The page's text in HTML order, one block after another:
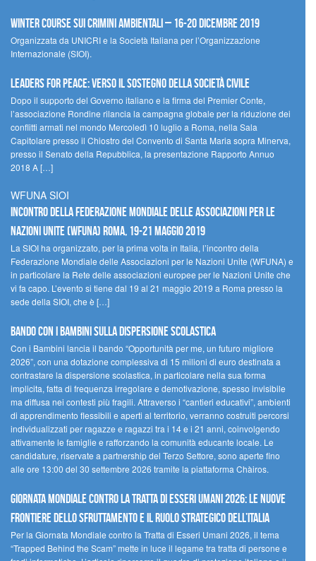
Winter Course sui Crimini Ambientali – 16-20 Dicembre 2019
Organizzata da UNICRI e la Società Italiana per l’Organizzazione
Internazionale (SIOI).
Leaders for peace: verso il sostegno della società civile
Dopo il supporto del Governo italiano e la firma del Premier Conte,
l’associazione Rondine rilancia la campagna globale per la riduzione dei
conflitti armati nel mondo Mercoledì 10 luglio a Roma, nella Sala
Capitolare presso il Chiostro del Convento di Santa Maria sopra Minerva,
presso il Senato della Repubblica, la presentazione Rapporto Annuo
2018 A […]
WFUNA SIOI
Incontro della Federazione Mondiale delle Associazioni per le
Nazioni Unite (WFUNA) Roma, 19-21 maggio 2019
La SIOI ha organizzato, per la prima volta in Italia, l’incontro della
Federazione Mondiale delle Associazioni per le Nazioni Unite (WFUNA) e
in particolare la Rete delle associazioni europee per le Nazioni Unite che
vi fa capo. L’evento si tiene dal 19 al 21 maggio 2019 a Roma presso la
sede della SIOI, che è […]
Bando Con i Bambini sulla dispersione scolastica
Con i Bambini lancia il bando “Opportunità per me, un futuro migliore
2026”, con una dotazione complessiva di 15 milioni di euro destinata a
contrastare la dispersione scolastica, in particolare nella sua forma
implicita, fatta di frequenza irregolare e demotivazione, spesso invisibile
ma diffusa nei contesti più fragili. Attraverso i “cantieri educativi”, ambienti
di apprendimento flessibili e aperti al territorio, verranno costruiti percorsi
individualizzati per ragazze e ragazzi tra i 14 e i 21 anni, coinvolgendo
attivamente le famiglie e rafforzando la comunità educante locale. Le
candidature, riservate a partnership del Terzo Settore, sono aperte fino
alle ore 13:00 del 30 settembre 2026 tramite la piattaforma Chàiros.
GIORNATA MONDIALE CONTRO LA TRATTA DI ESSERI UMANI 2026: LE NUOVE
FRONTIERE DELLO SFRUTTAMENTO E IL RUOLO STRATEGICO DELL’ITALIA
Per la Giornata Mondiale contro la Tratta di Esseri Umani 2026, il tema
“Trapped Behind the Scam” mette in luce il legame tra tratta di persone e